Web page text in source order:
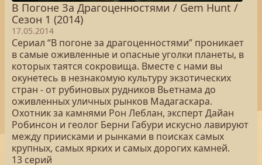
В Погоне За Драгоценностями / Gem Hunt /
Сезон 1 (2014)
17.05.2014
Сериал “В погоне за драгоценностями” проникает
в самые оживленные и опасные уголки планеты, в
которых таятся сокровища. Вместе с нами вы
окунетесь в незнакомую культуру экзотических
стран - от рубиновых рудников Вьетнама до
оживленных уличных рынков Мадагаскара.
Охотник за камнями Рон Леблан, эксперт Дайан
Робинсон и геолог Берни Габури искусно лавируют
между приисками и рынками в поисках самых
крупных, самых ярких и самых дорогих камней.
13 серий